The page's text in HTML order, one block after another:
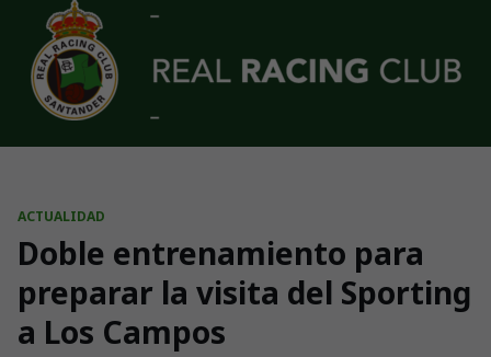
Skip to main content
ACTUALIDAD
Doble entrenamiento para
preparar la visita del Sporting
a Los Campos